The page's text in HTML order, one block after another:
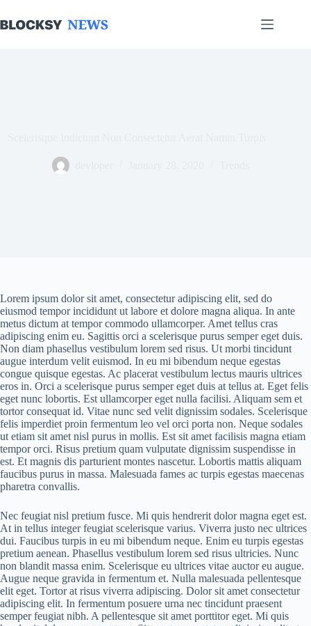
to
content
Lorem ipsum dolor sit amet, consectetur adipiscing elit, sed do
eiusmod tempor incididunt ut labore et dolore magna aliqua. In ante
metus dictum at tempor commodo ullamcorper. Amet tellus cras
adipiscing enim eu. Sagittis orci a scelerisque purus semper eget duis.
Non diam phasellus vestibulum lorem sed risus. Ut morbi tincidunt
augue interdum velit euismod. In eu mi bibendum neque egestas
congue quisque egestas. Ac placerat vestibulum lectus mauris ultrices
eros in. Orci a scelerisque purus semper eget duis at tellus at. Eget felis
eget nunc lobortis. Est ullamcorper eget nulla facilisi. Aliquam sem et
tortor consequat id. Vitae nunc sed velit dignissim sodales. Scelerisque
felis imperdiet proin fermentum leo vel orci porta non. Neque sodales
ut etiam sit amet nisl purus in mollis. Est sit amet facilisis magna etiam
tempor orci. Risus pretium quam vulputate dignissim suspendisse in
est. Et magnis dis parturient montes nascetur. Lobortis mattis aliquam
faucibus purus in massa. Malesuada fames ac turpis egestas maecenas
pharetra convallis.
Nec feugiat nisl pretium fusce. Mi quis hendrerit dolor magna eget est.
At in tellus integer feugiat scelerisque varius. Viverra justo nec ultrices
dui. Faucibus turpis in eu mi bibendum neque. Enim eu turpis egestas
pretium aenean. Phasellus vestibulum lorem sed risus ultricies. Nunc
non blandit massa enim. Scelerisque eu ultrices vitae auctor eu augue.
Augue neque gravida in fermentum et. Nulla malesuada pellentesque
elit eget. Tortor at risus viverra adipiscing. Dolor sit amet consectetur
adipiscing elit. In fermentum posuere urna nec tincidunt praesent
semper feugiat nibh. A pellentesque sit amet porttitor eget. Mi quis